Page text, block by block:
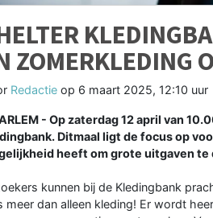
ZOMERKLEDING
Redactie op 6 maart 2025, 12:10 uur
- Op zaterdag 12 april van
Ditmaal ligt de focus op
heeft om grote uitgaven
kunnen bij de Kledingbank
meer dan alleen kleding! Er wordt